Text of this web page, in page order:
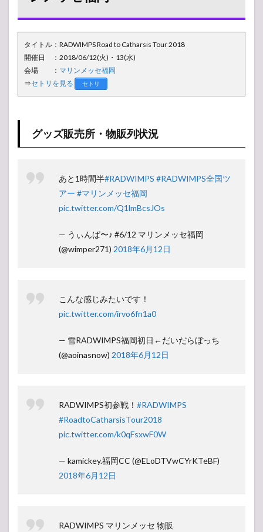
ズ販
売
所・
況
イベ
ント
の様
タイトル：RADWIMPS Road to Catharsis Tour 2018
開催日 ：2018/06/12(火)・13(水)
会場 ： マリンメッセ福岡
⇒セトリを見る セトリ
グッズ販売所・物販列状況
あと1時間半#RADWIMPS #RADWIMPS全国ツ
アー #マリンメッセ福岡
pic.twitter.com/Q1lmBcsJOs
— うぃんぱ〜♪ #6/12 マリンメッセ福岡
(@wimper271) 2018年6月12日
こんな感じみたいです！
pic.twitter.com/irvo6fn1a0
— 雪RADWIMPS福岡初日←だいだらぼっち
(@aoinasnow) 2018年6月12日
RADWIMPS初参戦！ #RADWIMPS
#RoadtoCatharsisTour2018
pic.twitter.com/k0qFsxwF0W
— kamickey.福岡CC (@ELoDTVwCYrKTeBF)
2018年6月12日
RADWIMPS マリンメッセ 物販